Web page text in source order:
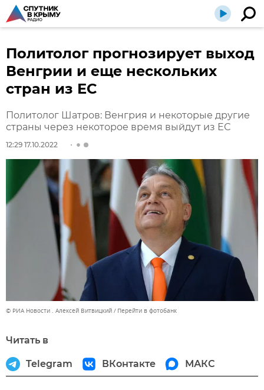
Политолог прогнозирует выход
Венгрии и еще нескольких
стран из ЕС
Политолог Шатров: Венгрия и некоторые другие
страны через некоторое время выйдут из ЕС
12:29 17.10.2022
© РИА Новости . Алексей Витвицкий Перейти в фотобанк
Читать в
Telegram ВКонтакте МАКС